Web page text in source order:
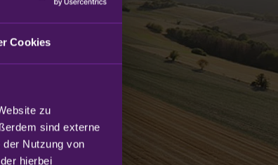
Cookies
zu
sind externe
Nutzung von
hierbei